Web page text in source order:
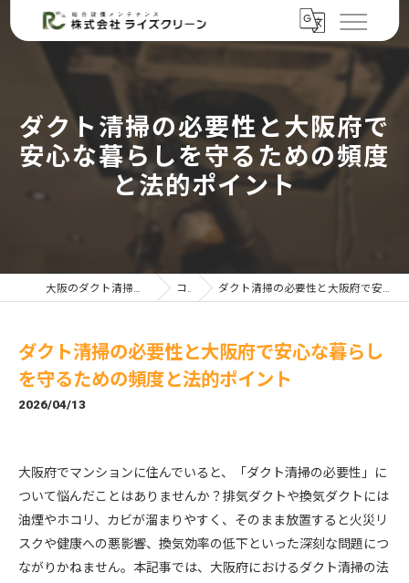
ダクト清掃の必要性と大阪府で
安心な暮らしを守るための頻度
と法的ポイント
大阪のダクト清掃なら株式会社ライズクリーン コラム ダクト清掃の必要性と大阪府で安心な暮らしを守るための頻度と法的ポイント
ダクト清掃の必要性と大阪府で安心な暮らし
を守るための頻度と法的ポイント
2026/04/13
大阪府でマンションに住んでいると、「ダクト清掃の必要性」に
ついて悩んだことはありませんか？排気ダクトや換気ダクトには
油煙やホコリ、カビが溜まりやすく、そのまま放置すると火災リ
スクや健康への悪影響、換気効率の低下といった深刻な問題につ
ながりかねません。本記事では、大阪府におけるダクト清掃の法